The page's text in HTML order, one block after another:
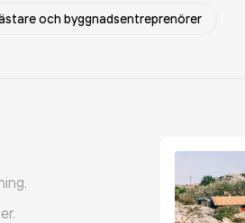
och byggnadsentreprenörer